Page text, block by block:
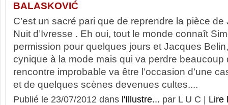
BALASKOVIĆ
C’est un sacré pari que de reprendre la pièce
Nuit d’Ivresse . Eh oui, tout le monde connaît
permission pour quelques jours et Jacques
cynique à la mode mais qui va perdre beaucoup
rencontre improbable va être l’occasion d’une
et de quelques scènes devenues cultes....
Publié le 23/07/2012 dans l'Illustre... par L U C | Lire